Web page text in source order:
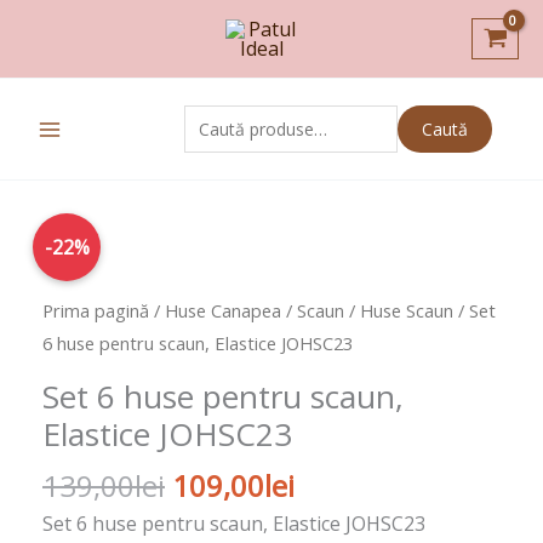
content
Caută
după:
Caută
-22%
Prima pagină / Huse Canapea / Scaun / Huse Scaun / Set
6 huse pentru scaun, Elastice JOHSC23
Set 6 huse pentru scaun,
Elastice JOHSC23
139,00lei
a
fost:
109,00lei
este:
109,00lei.
Set 6 huse pentru scaun, Elastice JOHSC23
Cantitate
Set
6
huse
scaun,
Elastice